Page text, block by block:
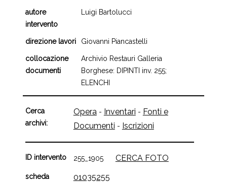
autore
intervento
Luigi Bartolucci
direzione lavori Giovanni Piancastelli
collocazione
documenti
Archivio Restauri Galleria
Borghese: DIPINTI inv. 255;
ELENCHI
Cerca
archivi:
Opera - Inventari - Fonti e
Documenti - Iscrizioni
ID intervento 255_1905 CERCA FOTO
scheda
01035255